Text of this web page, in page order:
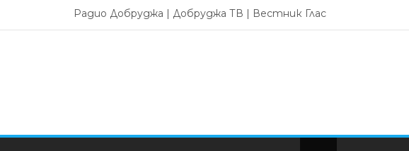
Радио Добруджа | Добруджа ТВ | Вестник Глас